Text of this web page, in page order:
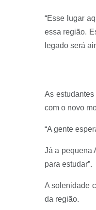
“Esse lugar
essa região.
legado será
As
com o novo
“A gente
Já a pequena
para estudar”.
A solenidade
da região.